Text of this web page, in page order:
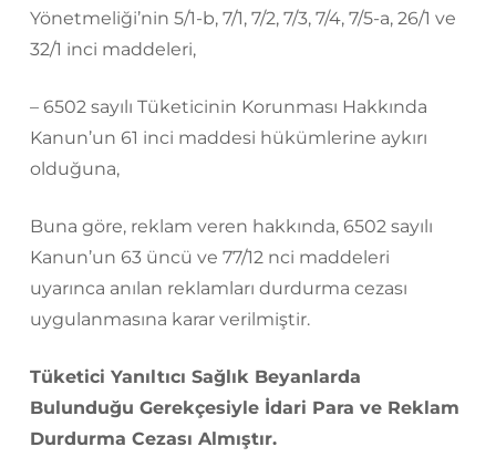
Yönetmeliği’nin 5/1-b, 7/1, 7/2, 7/3, 7/4, 7/5-a, 26/1 ve
32/1 inci maddeleri,
– 6502 sayılı Tüketicinin Korunması Hakkında
Kanun’un 61 inci maddesi hükümlerine aykırı
olduğuna,
Buna göre, reklam veren hakkında, 6502 sayılı
Kanun’un 63 üncü ve 77/12 nci maddeleri
uyarınca anılan reklamları durdurma cezası
uygulanmasına karar verilmiştir.
Tüketici Yanıltıcı Sağlık Beyanlarda
Bulunduğu Gerekçesiyle İdari Para ve Reklam
Durdurma Cezası Almıştır.